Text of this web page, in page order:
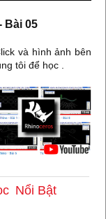
Bài 05
và hình ảnh bên
tôi để học .
Nổi Bật